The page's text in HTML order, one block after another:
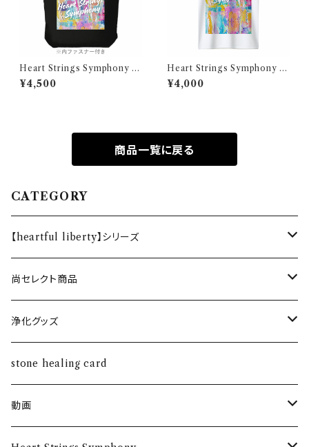
Heart Strings Symphony オ
リジナルバック
¥4,500
Heart Strings Symphony オ
リジナルTシャツ
¥4,000
商品一覧に戻る
CATEGORY
【heartful liberty】シリーズ
オリジナルブレスレット
恋愛・結婚
健康
ホルダー
ペンダント
ダイヤ付き18Kペンダント
尚セレクト商品
ネックレス
silver925
浄化グッズ
さざれ水晶
stone healing card
動画